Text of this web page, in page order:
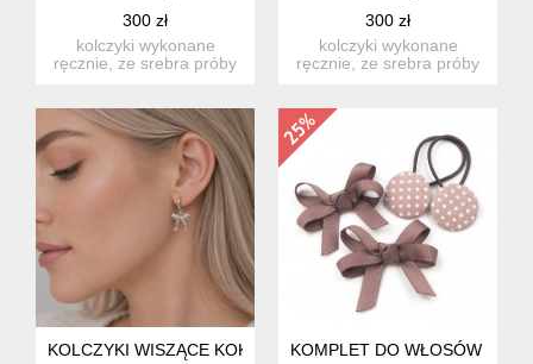
300 zł
kolczyki wykonane
ręcznie, ze srebra próby
300 zł
kolczyki wykonane
ręcznie, ze srebra próby
KOLCZYKI WISZĄCE KOKARDY - SREBRO 925
KOMPLET DO WŁOSÓW